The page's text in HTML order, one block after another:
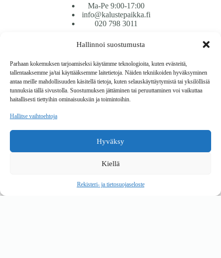
Hallinnoi suostumusta
Parhaan kokemuksen tarjoamiseksi käytämme teknologioita, kuten evästeitä,
tallentaaksemme ja/tai käyttääksemme laitetietoja. Näiden tekniikoiden hyväksyminen
antaa meille mahdollisuuden käsitellä tietoja, kuten selauskäyttäytymistä tai yksilöllisiä
tunnuksia tällä sivustolla. Suostumuksen jättäminen tai peruuttaminen voi vaikuttaa
haitallisesti tiettyihin ominaisuuksiin ja toimintoihin.
Hallitse vaihtoehtoja
Hyväksy
Kiellä
Rekisteri- ja tietosuojaseloste
Ma-Pe 9:00-17:00
info@kalustepaikka.fi
020 798 3011
Tavarantoimitus / Maksutavat
Toimitustavat
Maksutavat
Vaihto ja palautus
Reklamaatiot
Copyright © 2026 Kalustepaikka